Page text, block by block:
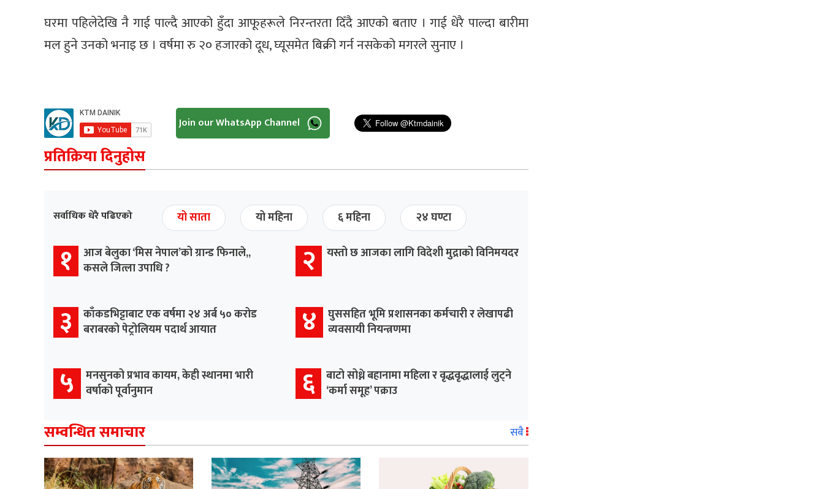
घरमा पहिलेदेखि नै गाई पाल्दै आएको हुँदा आफूहरूले निरन्तरता दिँदै आएको बताए । गाई धेरै पाल्दा बारीमा
मल हुने उनको भनाइ छ । वर्षमा रु २० हजारको दूध, घ्यूसमेत बिक्री गर्न नसकेको मगरले सुनाए ।
Join our WhatsApp Channel
प्रतिक्रिया दिनुहोस
सर्वाधिक धेरै पढिएको यो साता यो महिना ६ महिना २४ घण्टा
१ आज बेलुका ‘मिस नेपाल’को ग्रान्ड फिनाले,,
कसले जित्ला उपाधि ?
२ यस्तो छ आजका लागि विदेशी मुद्राको विनिमयदर
३ काँकडभिट्टाबाट एक वर्षमा २४ अर्ब ५० करोड
बराबरको पेट्रोलियम पदार्थ आयात
४ घुससहित भूमि प्रशासनका कर्मचारी र लेखापढी
व्यवसायी नियन्त्रणमा
५ मनसुनको प्रभाव कायम, केही स्थानमा भारी
वर्षाको पूर्वानुमान
६ बाटो सोध्ने बहानामा महिला र वृद्धवृद्धालाई लुट्ने
‘कर्मा समूह’ पक्राउ
सम्वन्धित समाचार सबै